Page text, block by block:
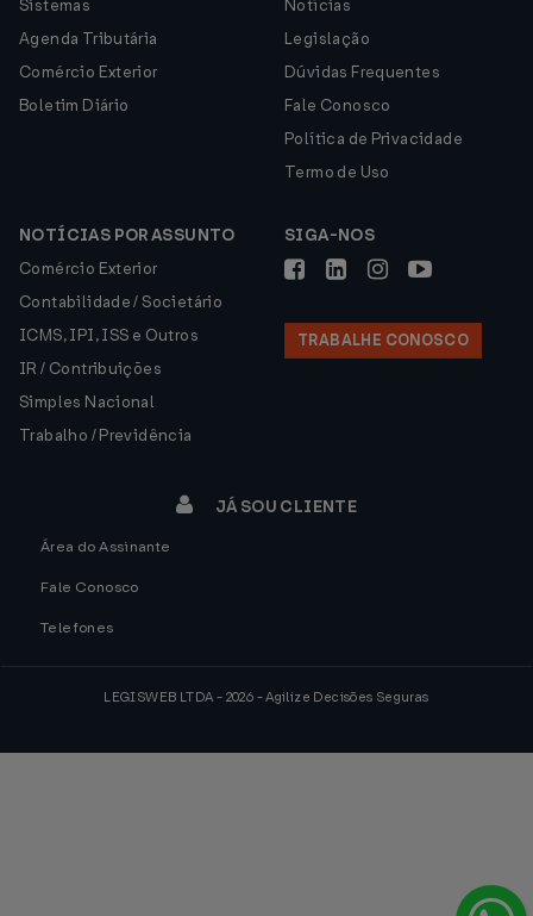
Sistemas
Agenda Tributária
Comércio Exterior
Boletim Diário
Notícias
Legislação
Dúvidas Frequentes
Fale Conosco
Política de Privacidade
Termo de Uso
NOTÍCIAS POR ASSUNTO
Comércio Exterior
Contabilidade / Societário
ICMS, IPI, ISS e Outros
IR / Contribuições
Simples Nacional
Trabalho / Previdência
SIGA-NOS
TRABALHE CONOSCO
JÁ SOU CLIENTE
Área do Assinante
Fale Conosco
Telefones
LEGISWEB LTDA - 2026 - Agilize Decisões Seguras